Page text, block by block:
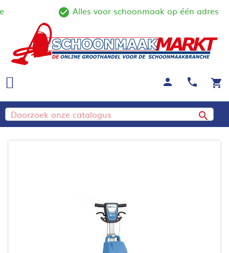
check_circle_outline
Alles voor schoonmaak op één adres
shopping_cart
call
person
